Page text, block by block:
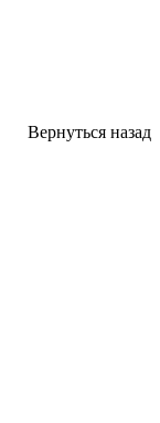
Вернуться назад